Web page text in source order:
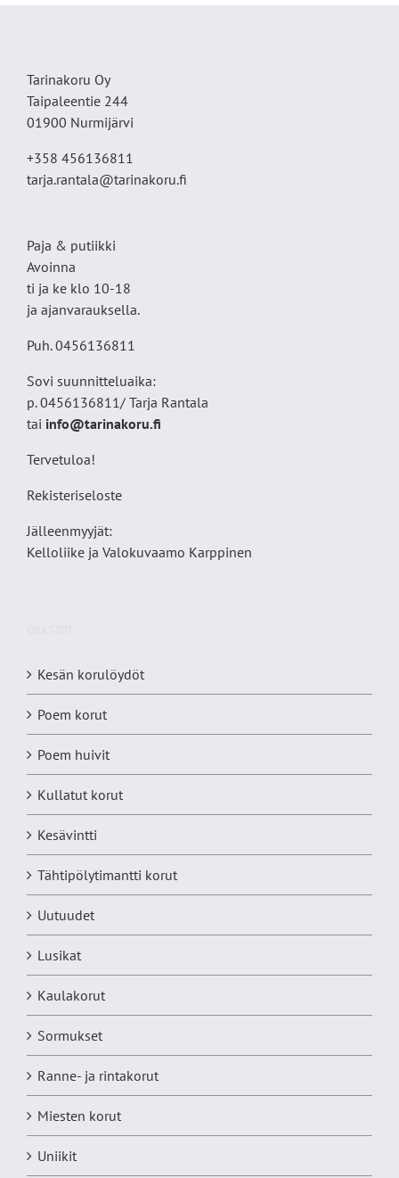
Tarinakoru Oy
Taipaleentie 244
01900 Nurmijärvi
+358 456136811
tarja.rantala@tarinakoru.fi
Paja & putiikki
Avoinna
ti ja ke klo 10-18
ja ajanvarauksella.
Puh. 0456136811
Sovi suunnitteluaika:
p. 0456136811/ Tarja Rantala
tai info@tarinakoru.fi
Tervetuloa!
Rekisteriseloste
Jälleenmyyjät:
Kelloliike ja Valokuvaamo Karppinen
Kesän korulöydöt
Poem korut
Poem huivit
Kullatut korut
Kesävintti
Tähtipölytimantti korut
Uutuudet
Lusikat
Kaulakorut
Sormukset
Ranne- ja rintakorut
Miesten korut
Uniikit